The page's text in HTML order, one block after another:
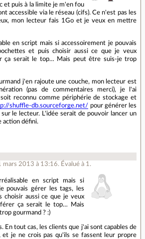
et puis à la limite je m'en fou
accessible via le réseau (cifs). Ce n'est pas les
mon lecteur fais 1Go et je veux en mettre
en script mais si accessoirement je pouvais
et puis choisir aussi ce que je veux
ça serait le top… Mais peut être suis-je trop
j'en rajoute une couche, mon lecteur est
(pas de commentaires merci), je l'ai
reconnu comme périphérie de stockage et
shuffle-db.sourceforge.net/ pour générer les
le lecteur. L'idée serait de pouvoir lancer un
action défini.
mars 2013 à 13:16. Évalué à 1 .
en script mais si
pouvais gérer les tags, les
choisir aussi ce que je veux
ça serait le top… Mais
gourmand ? :)
En tout cas, les clients que j'ai sont capables de
et je ne crois pas qu'ils se fassent leur propre